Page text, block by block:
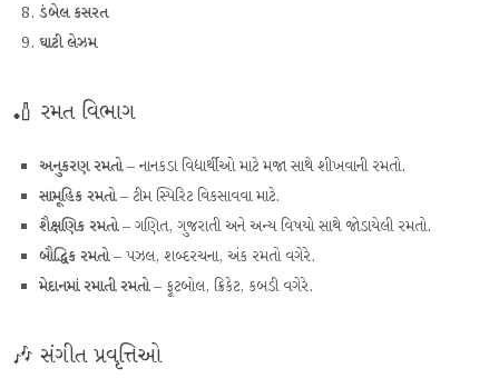
ડંબેલ કસરત
ઘાટી લેઝમ
🏏 રમત વિભાગ
અનુકરણ રમતો– નાનકડા વિદ્યાર્થીઓ માટે મજા સાથે શીખવાની રમતો.
સામૂહિક રમતો– ટીમ સ્પિરિટ વિકસાવવા માટે.
શૈક્ષણિક રમતો– ગણિત, ગુજરાતી અને અન્ય વિષયો સાથે જોડાયેલી રમતો.
બૌદ્ધિક રમતો– પઝલ, શબ્દરચના, અંક રમતો વગેરે.
મેદાનમાં રમાતી રમતો– ફૂટબોલ, ક્રિકેટ, કબડી વગેરે.
🎶 સંગીત પ્રવૃત્તિઓ